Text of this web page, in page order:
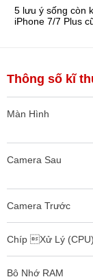
5 lưu ý sống còn
iPhone 7/7 Plus
Thông số kĩ
Màn Hình
Camera Sau
Camera Trước
Chíp Xử Lý (CPU)
Bộ Nhớ RAM